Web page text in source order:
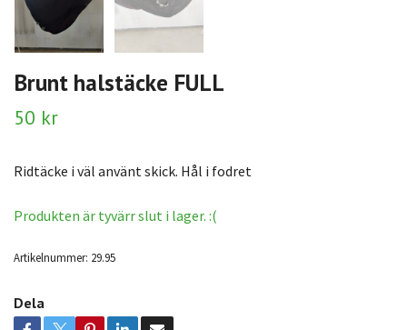
Brunt halstäcke FULL
50 kr
Ridtäcke i väl använt skick. Hål i fodret
Produkten är tyvärr slut i lager. :(
Artikelnummer: 29.95
Dela